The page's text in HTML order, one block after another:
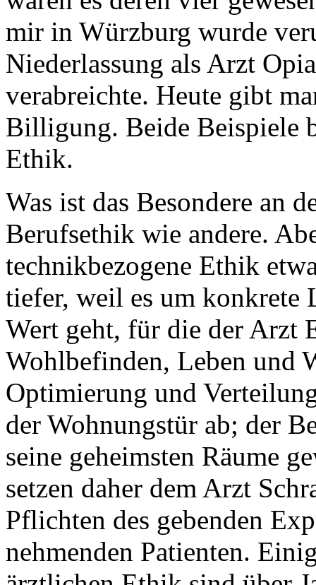
mir in Würzburg wurde
Niederlassung als Arzt
verabreichte. Heute gibt
Billigung. Beide Beispiele
Ethik.
Was ist das Besondere an
Berufsethik wie andere.
technikbezogene Ethik
tiefer, weil es um konkrete
Wert geht, für die der Arzt
Wohlbefinden, Leben und
Optimierung und
der Wohnungstür ab; der
seine geheimsten Räume
setzen daher dem Arzt
Pflichten des gebenden
nehmenden Patienten.